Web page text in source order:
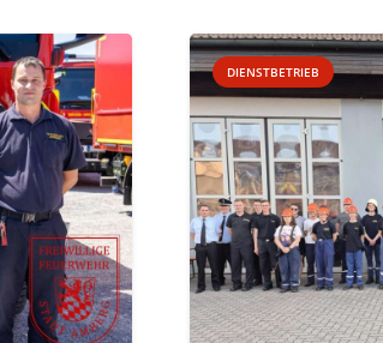
DIENSTBETRIEB